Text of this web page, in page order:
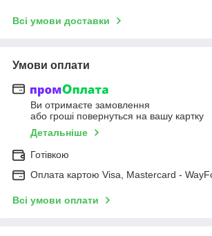
Всі умови доставки
Умови оплати
Ви отримаєте замовлення
або гроші повернуться на вашу картку
Детальніше
Готівкою
Оплата картою Visa, Mastercard -
Всі умови оплати